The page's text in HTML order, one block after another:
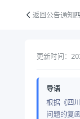
返回公告通知
更新时间：
导语
根据《四
问题的复